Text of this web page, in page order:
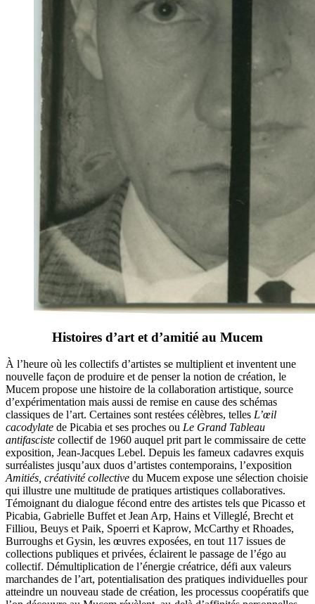
Histoires d’art et d’amitié au Mucem
À l’heure où les collectifs d’artistes se multiplient et inventent une
nouvelle façon de produire et de penser la notion de création, le
Mucem propose une histoire de la collaboration artistique, source
d’expérimentation mais aussi de remise en cause des schémas
classiques de l’art. Certaines sont restées célèbres, telles L’œil
cacodylate de Picabia et ses proches ou Le Grand Tableau
antifasciste collectif de 1960 auquel prit part le commissaire de cette
exposition, Jean-Jacques Lebel. Depuis les fameux cadavres exquis
surréalistes jusqu’aux duos d’artistes contemporains, l’exposition
Amitiés, créativité collective du Mucem expose une sélection choisie
qui illustre une multitude de pratiques artistiques collaboratives.
Témoignant du dialogue fécond entre des artistes tels que Picasso et
Picabia, Gabrielle Buffet et Jean Arp, Hains et Villeglé, Brecht et
Filliou, Beuys et Paik, Spoerri et Kaprow, McCarthy et Rhoades,
Burroughs et Gysin, les œuvres exposées, en tout 117 issues de
collections publiques et privées, éclairent le passage de l’égo au
collectif. Démultiplication de l’énergie créatrice, défi aux valeurs
marchandes de l’art, potentialisation des pratiques individuelles pour
atteindre un nouveau stade de création, les processus coopératifs que